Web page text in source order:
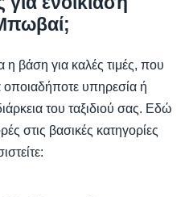
η βάση για καλές τιμές, που
οποιαδήποτε υπηρεσία ή
του ταξιδιού σας. Εδώ
στις βασικές κατηγορίες